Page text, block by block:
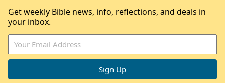
Get weekly Bible news, info, reflections, and deals in
your inbox.